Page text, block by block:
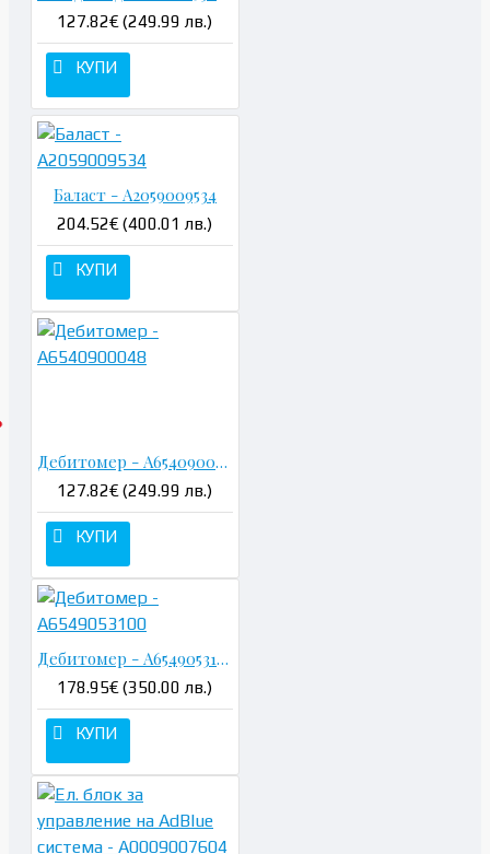
127.82€ (249.99 лв.)
КУПИ
Баласт - A2059009534
204.52€ (400.01 лв.)
КУПИ
Дебитомер - A6540900048
127.82€ (249.99 лв.)
КУПИ
Дебитомер - A6549053100
178.95€ (350.00 лв.)
КУПИ